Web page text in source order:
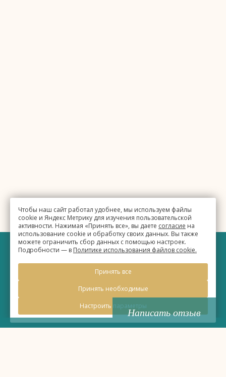
Чтобы наш сайт работал удобнее, мы используем файлы
cookie и Яндекс Метрику для изучения пользовательской
активности. Нажимая «Принять все», вы даете согласие на
использование cookie и обработку своих данных. Вы также
можете ограничить сбор данных с помощью настроек.
Подробности — в Политике использования файлов cookie.
Принять все
Принять необходимые
Настроить параметры
Написать отзыв
2026, Официальный сайт
Правовая информация
Политика обработки персональных данных